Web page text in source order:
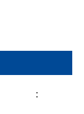
: